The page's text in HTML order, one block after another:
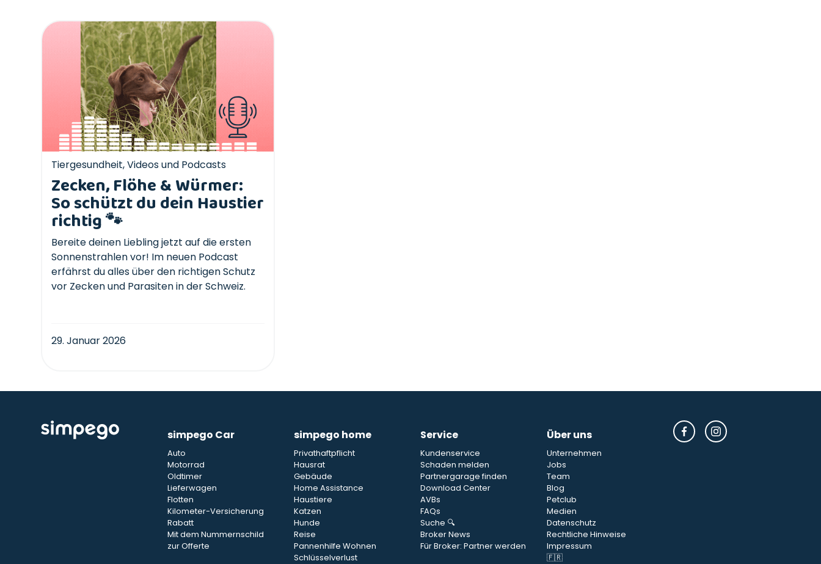
Tiergesundheit,Videos und Podcasts
Zecken, Flöhe & Würmer:
So schützt du dein Haustier
richtig 🐾
Bereite deinen Liebling jetzt auf die ersten
Sonnenstrahlen vor! Im neuen Podcast
erfährst du alles über den richtigen Schutz
vor Zecken und Parasiten in der Schweiz.
29. Januar 2026
simpego Car
Auto
Motorrad
Oldtimer
Lieferwagen
Flotten
Kilometer-Versicherung
Rabatt
Mit dem Nummernschild
zur Offerte
simpego home
Privathaftpflicht
Hausrat
Gebäude
Home Assistance
Haustiere
Katzen
Hunde
Reise
Pannenhilfe Wohnen
Schlüsselverlust
Service
Kundenservice
Schaden melden
Partnergarage finden
Download Center
AVBs
FAQs
Suche 🔍
Broker News
Für Broker: Partner werden
Über uns
Unternehmen
Jobs
Team
Blog
Petclub
Medien
Datenschutz
Rechtliche Hinweise
Impressum
🇫🇷